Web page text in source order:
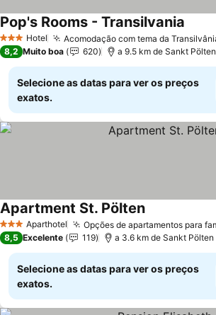
3 EstrelasHotel Acomodação com tema da
Pop's Rooms - Transilvania
8,2 Muito boa 620 a 9.5 km de Sankt
Selecione as datas para ver os preços
exatos.
3 EstrelasAparthotel Opções de apartamentos para
Apartment St. PöltenVer preços
8,5 Excelente 119 a 3.6 km de Sankt
Selecione as datas para ver os preços
exatos.